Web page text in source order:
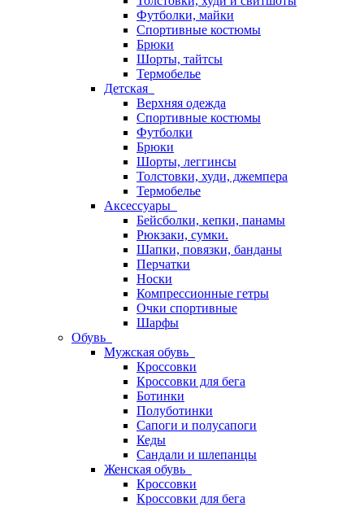
Футболки, майки
Спортивные костюмы
Брюки
Шорты, тайтсы
Термобелье
Детская
Верхняя одежда
Спортивные костюмы
Футболки
Брюки
Шорты, леггинсы
Толстовки, худи, джемпера
Термобелье
Аксессуары
Бейсболки, кепки, панамы
Рюкзаки, сумки.
Шапки, повязки, банданы
Перчатки
Носки
Компрессионные гетры
Очки спортивные
Шарфы
Обувь
Мужская обувь
Кроссовки
Кроссовки для бега
Ботинки
Полуботинки
Сапоги и полусапоги
Кеды
Сандали и шлепанцы
Женская обувь
Кроссовки
Кроссовки для бега